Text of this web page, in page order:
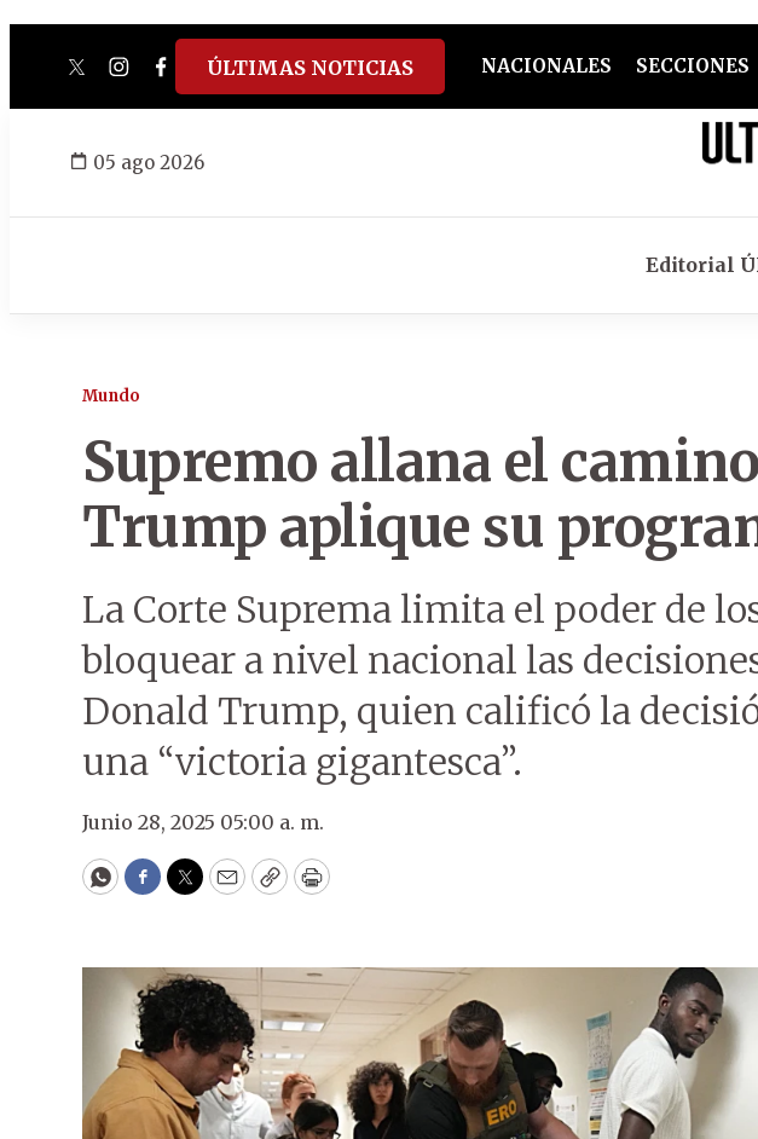
twitterinstagram
facebook
tiktokyoutube
spotify
ÚLTIMAS NOTICIAS NACIONALES SECCIONES
05 ago 2026
Editorial
Mundo
Supremo allana el
Trump aplique su
La Corte Suprema limita el poder de
bloquear a nivel nacional las
Donald Trump, quien calificó la
una “victoria gigantesca”.
Junio 28, 2025 05:00 a. m.
WhatsApp
Facebook
Twitter
EmailCopyPrint